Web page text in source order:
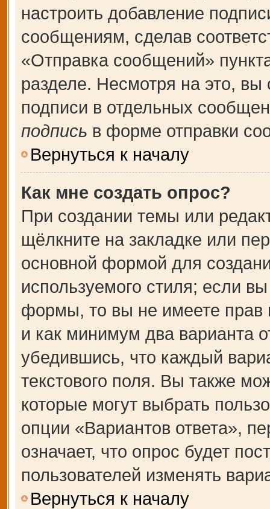
настроить добавление
сообщениям, сделав
«Отправка сообщений»
разделе. Несмотря на это,
подписи в отдельных
подпись в форме отправки
Вернуться к началу
Как мне создать опрос?
При создании темы или
щёлкните на закладке или
основной формой для
используемого стиля; если
формы, то вы не имеете прав
и как минимум два варианта
убедившись, что каждый
текстового поля. Вы также
которые могут выбрать
опции «Вариантов ответа»,
означает, что опрос будет
пользователей изменять
Вернуться к началу